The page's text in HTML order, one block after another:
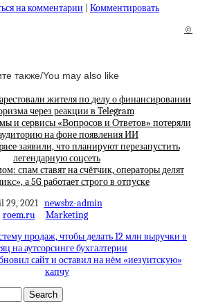
на комментарии
Комментировать
©
также/You may also like
жителя по делу о финансировании
через реакции в Telegram
и сервисы «Вопросов и Ответов» потеряли
на фоне появления ИИ
заявили, что планируют перезапустить
легендарную соцсеть
спам ставят на счётчик, операторы делят
а 5G работает строго в отпуске
29, 2021 newsbz-admin
roem.ru
Marketing
продаж, чтобы делать 12 млн выручки в
на аутсорсинге бухгалтерии
сайт и оставил на нём «иезуитскую»
капчу